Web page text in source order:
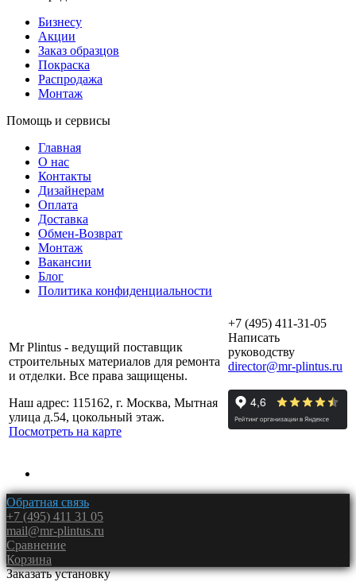
Бизнесу
Акции
Заказ образцов
Покраска
Распродажа
Монтаж
Помощь и сервисы
Главная
О нас
Контакты
Дизайнерам
Оплата
Доставка
Обмен-Возврат
Монтаж
Вакансии
Блог
Политика конфиденциальности
Mr Plintus - ведущий поставщик
строительных материалов для ремонта
и отделки. Все права защищены.
Наш адрес: 115162, г. Москва, Мытная
улица д.54, цокольный этаж.
Посмотреть на карте
+7 (495) 411-31-05
Написать
руководству
director@mr-plintus.ru
Обратная связь
+7 (495) 411 31 05
mail@mr-plintus.ru
Сравнение
Корзина
Заказать установку